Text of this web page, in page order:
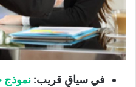
في سياقٍ قريب: نموذج